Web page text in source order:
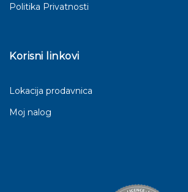
Politika Privatnosti
Korisni linkovi
Lokacija prodavnica
Moj nalog